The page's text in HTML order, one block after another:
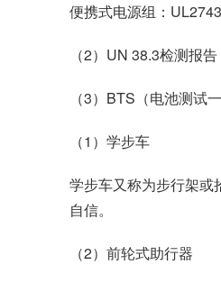
便携式电源组：UL2743
（2）UN 38.3检测报告
（3）BTS（电池测试
（1）学步车
学步车又称为步行架或
自信。
（2）前轮式助行器